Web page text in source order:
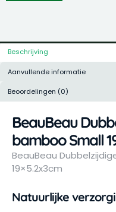
Beschrijving
Aanvullende informatie
Beoordelingen (0)
BeauBeau
bamboo Small
BeauBeau
19×5.2x3cm
Natuurlijke